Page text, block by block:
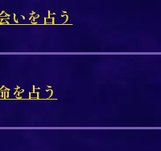
いを占う
を占う